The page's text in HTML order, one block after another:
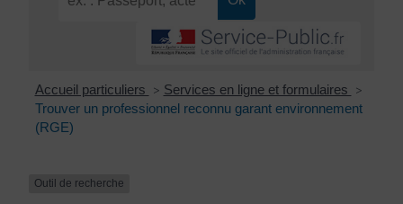
Accueil particuliers > Services en ligne et formulaires >
Trouver un professionnel reconnu garant environnement
(RGE)
Outil de recherche